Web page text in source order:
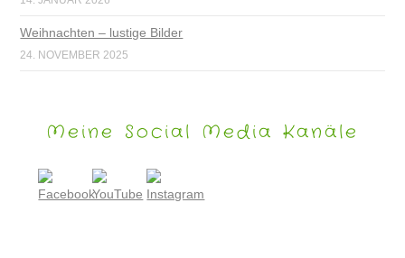
Weihnachten – lustige Bilder
24. NOVEMBER 2025
Meine Social Media Kanäle